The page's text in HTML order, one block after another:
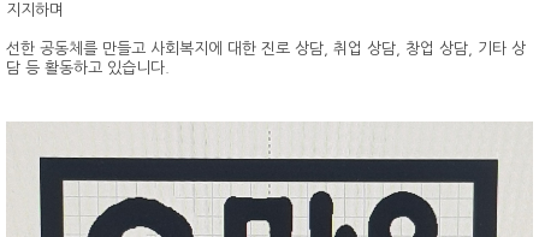
지지하며
선한 공동체를 만들고 사회복지에 대한 진로 상담, 취업 상담, 창업 상담, 기타 상
담 등 활동하고 있습니다.